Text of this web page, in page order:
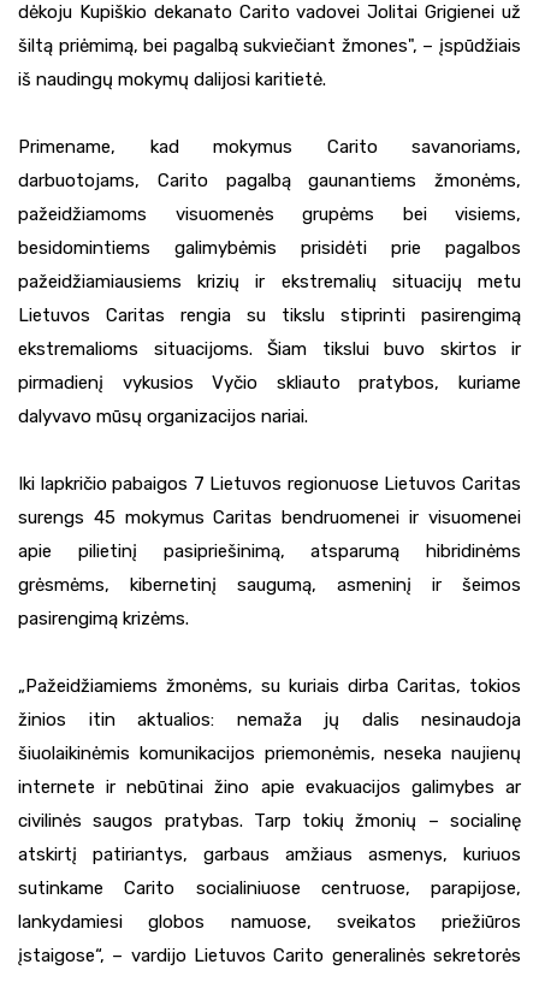
dėkoju Kupiškio dekanato Carito vadovei Jolitai Grigienei už
šiltą priėmimą, bei pagalbą sukviečiant žmones", – įspūdžiais
iš naudingų mokymų dalijosi karitietė.
Primename, kad mokymus Carito savanoriams,
darbuotojams, Carito pagalbą gaunantiems žmonėms,
pažeidžiamoms visuomenės grupėms bei visiems,
besidomintiems galimybėmis prisidėti prie pagalbos
pažeidžiamiausiems krizių ir ekstremalių situacijų metu
Lietuvos Caritas rengia su tikslu stiprinti pasirengimą
ekstremalioms situacijoms. Šiam tikslui buvo skirtos ir
pirmadienį vykusios Vyčio skliauto pratybos, kuriame
dalyvavo mūsų organizacijos nariai.
Iki lapkričio pabaigos 7 Lietuvos regionuose Lietuvos Caritas
surengs 45 mokymus Caritas bendruomenei ir visuomenei
apie pilietinį pasipriešinimą, atsparumą hibridinėms
grėsmėms, kibernetinį saugumą, asmeninį ir šeimos
pasirengimą krizėms.
„Pažeidžiamiems žmonėms, su kuriais dirba Caritas, tokios
žinios itin aktualios: nemaža jų dalis nesinaudoja
šiuolaikinėmis komunikacijos priemonėmis, neseka naujienų
internete ir nebūtinai žino apie evakuacijos galimybes ar
civilinės saugos pratybas. Tarp tokių žmonių – socialinę
atskirtį patiriantys, garbaus amžiaus asmenys, kuriuos
sutinkame Carito socialiniuose centruose, parapijose,
lankydamiesi globos namuose, sveikatos priežiūros
įstaigose“, – vardijo Lietuvos Carito generalinės sekretorės